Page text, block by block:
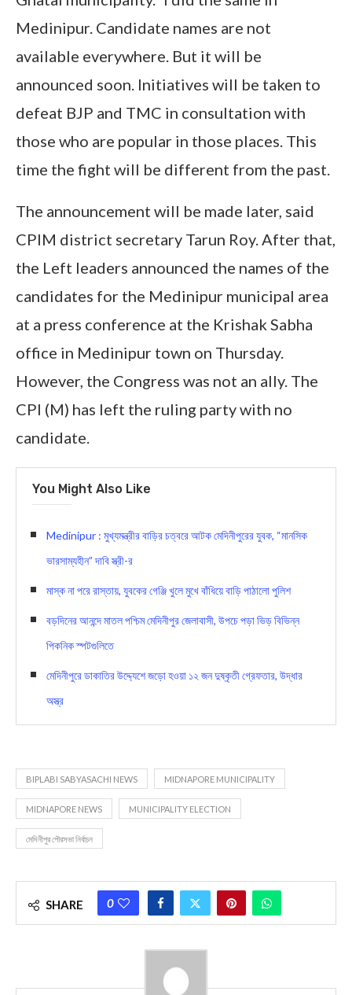
Medinipur. Candidate names are not
available everywhere. But it will be
announced soon. Initiatives will be taken to
defeat BJP and TMC in consultation with
those who are popular in those places. This
time the fight will be different from the past.
The announcement will be made later, said
CPIM district secretary Tarun Roy. After that,
the Left leaders announced the names of the
candidates for the Medinipur municipal area
at a press conference at the Krishak Sabha
office in Medinipur town on Thursday.
However, the Congress was not an ally. The
CPI (M) has left the ruling party with no
candidate.
You Might Also Like
Medinipur : মুখ্যমন্ত্রীর বাড়ির চত্বরে আটক মেদিনীপুরের যুবক, “মানসিক
ভারসাম্যহীন” দাবি স্ত্রী-র
মাস্ক না পরে রাস্তায়, যুবকের গেঞ্জি খুলে মুখে বাঁধিয়ে বাড়ি পাঠালো পুলিশ
বড়দিনের আনন্দে মাতল পশ্চিম মেদিনীপুর জেলাবাসী, উপচে পড়া ভিড় বিভিন্ন
পিকনিক স্পটগুলিতে
মেদিনীপুরে ডাকাতির উদ্দ্যেশে জড়ো হওয়া ১২ জন দুষ্কৃতী গ্রেফতার, উদ্ধার
অস্ত্র
BIPLABI SABYASACHI NEWS MIDNAPORE MUNICIPALITY
MIDNAPORE NEWS MUNICIPALITY ELECTION
মেদিনীপুর পৌরসভা নির্বাচন
SHARE 0